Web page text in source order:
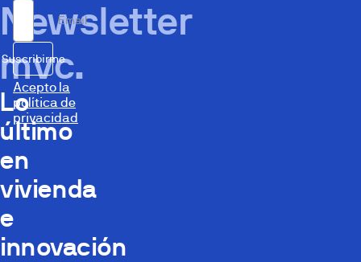
Newsletter
mvc.
Lo
último
en
vivienda
e
innovación
Email
Suscribirme
Acepto la
política de
privacidad